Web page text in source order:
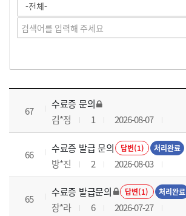
국가회계실무 과정 목록 으로 번호, 제목, 작성자, 조회수, 등록 일로 나열 되고 있습니다.
67
수료증 문의
김*정
1 2026-08-07
66
수료증 발급 문의 답변(1) 처리완료
방*진 2 2026-08-03
65
수료증 발급문의 답변(1) 처리완료
장*라 6 2026-07-27